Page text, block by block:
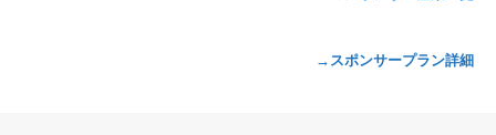
→スポンサープラン詳細